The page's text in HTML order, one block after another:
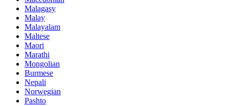
Malagasy
Malay
Malayalam
Maltese
Maori
Marathi
Mongolian
Burmese
Nepali
Norwegian
Pashto